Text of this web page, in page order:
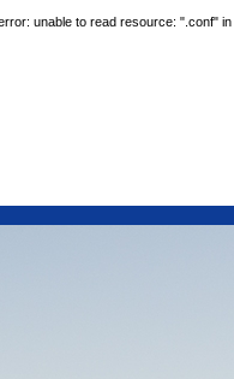
unable to read resource: ".conf" in